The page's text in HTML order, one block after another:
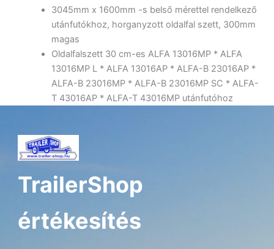
3045mm x 1600mm -s belső mérettel rendelkező
utánfutókhoz, horganyzott oldalfal szett, 300mm
magas
Oldalfalszett 30 cm-es ALFA 13016MP * ALFA
13016MP L * ALFA 13016AP * ALFA-B 23016AP *
ALFA-B 23016MP * ALFA-B 23016MP SC * ALFA-
T 43016AP * ALFA-T 43016MP utánfutóhoz
TrailerShop
értékesítés